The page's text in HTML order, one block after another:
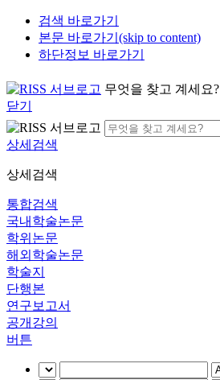
검색 바로가기
본문 바로가기(skip to content)
하단정보 바로가기
무엇을 찾고 계세요?
닫기
상세검색
상세검색
통합검색
국내학술논문
학위논문
해외학술논문
학술지
단행본
연구보고서
공개강의
버튼